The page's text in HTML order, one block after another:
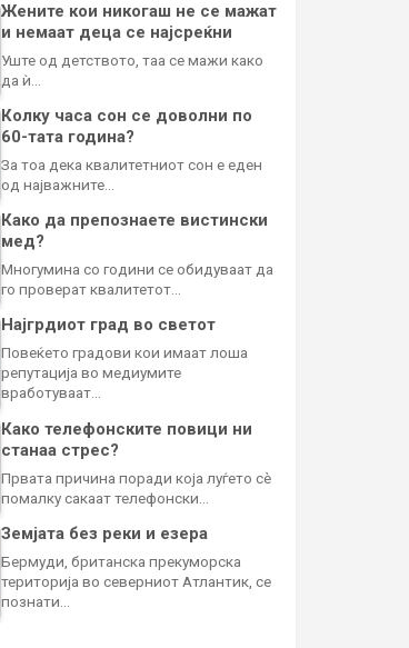
Жените кои никогаш не се мажат
и немаат деца се најсреќни
Уште од детството, таа се мажи како
да ѝ…
Колку часа сон се доволни по
60-тата година?
За тоа дека квалитетниот сон е еден
од најважните…
Како да препознаете вистински
мед?
Многумина со години се обидуваат да
го проверат квалитетот…
Најгрдиот град во светот
Повеќето градови кои имаат лоша
репутација во медиумите
вработуваат…
Како телефонските повици ни
станаа стрес?
Првата причина поради која луѓето сè
помалку сакаат телефонски…
Земјата без реки и езера
Бермуди, британска прекуморска
територија во северниот Атлантик, се
познати…